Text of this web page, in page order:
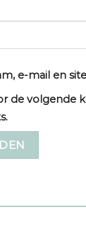
e-mail en
de volgende